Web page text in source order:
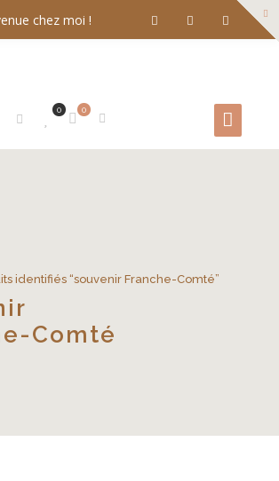
chez moi !
0
0
identifiés “souvenir Franche-Comté”
Comté